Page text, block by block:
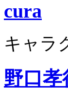
cura
キャラ
野口孝